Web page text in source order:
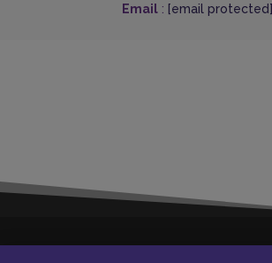
Email : [email protected]